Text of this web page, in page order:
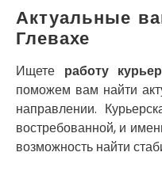
Актуальные
Глевахе
Ищете работу
поможем вам найти
направлении.
востребованной, и
возможность найти
Крыховцы
Крюковщина
Крыжановка
Ладыжин
Лесники
Лиманка
Лозовая
Лубны
Луцк